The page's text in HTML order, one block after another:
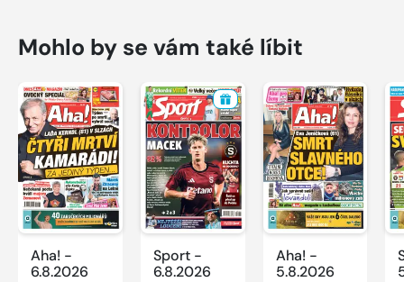
Mohlo by se vám také líbit
Aha! -
6.8.2026
Sport -
6.8.2026
Aha! -
5.8.2026